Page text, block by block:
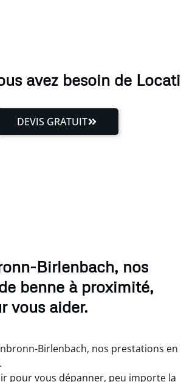
avez besoin de
DEVIS GRATUIT
Birlenbach, nos
benne à proximité,
vous aider.
Birlenbach, nos prestations en
pour vous dépanner, peu importe la